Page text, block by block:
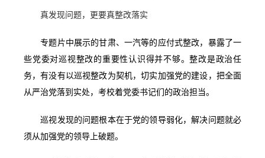
真发现问题，更要真整改落实
专题片中展示的甘肃、一汽等的应付式整改，暴露了一
些党委对巡视整改的重要性认识得并不够。整改是政治任
务，有没有以巡视整改为契机，切实加强党的建设，把全面
从严治党落到实处，考校着党委书记们的政治担当。
巡视发现的问题根本在于党的领导弱化，解决问题就必
须从加强党的领导上破题。